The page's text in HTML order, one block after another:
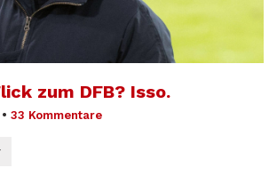
zum DFB? Isso.
• 33 Kommentare